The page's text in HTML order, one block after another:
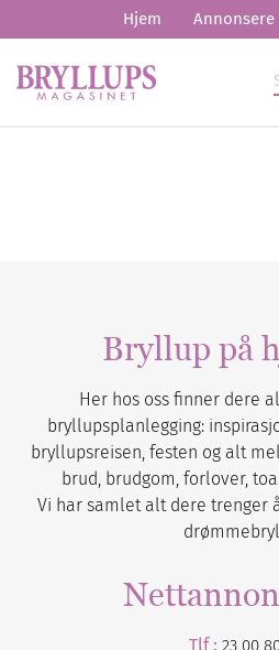
Hjem Annonsere
Bryllup på
Her hos oss finner dere
bryllupsplanlegging:
bryllupsreisen, festen og alt
brud, brudgom, forlover,
Vi har samlet alt dere trenger
Tlf : 23 00